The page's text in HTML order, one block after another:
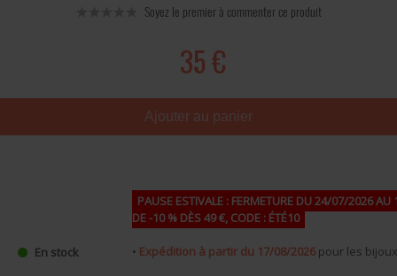
Soyez le premier à commenter ce produit
35 €
Ajouter au panier
En stock
PAUSE ESTIVALE : FERMETURE DU 24/07/2026
DE -10 % DÈS 49 €, CODE : ÉTÉ10
• Expédition à partir du 17/08/2026 pour les